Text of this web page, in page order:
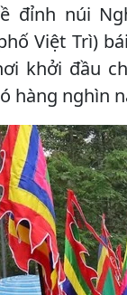
đỉnh núi
Việt Trì)
khởi đầu
hàng nghìn